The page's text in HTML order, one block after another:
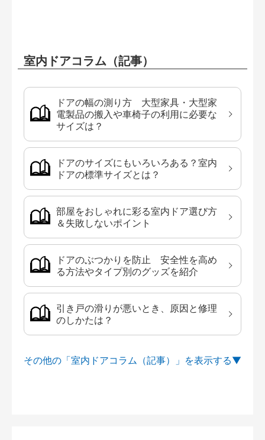
室内ドアコラム（記事）
ドアの幅の測り方 大型家具・大型家
電製品の搬入や車椅子の利用に必要な
サイズは？
ドアのサイズにもいろいろある？室内
ドアの標準サイズとは？
部屋をおしゃれに彩る室内ドア選び方
＆失敗しないポイント
ドアのぶつかりを防止 安全性を高め
る方法やタイプ別のグッズを紹介
引き戸の滑りが悪いとき、原因と修理
のしかたは？
その他の「室内ドアコラム（記事）」を